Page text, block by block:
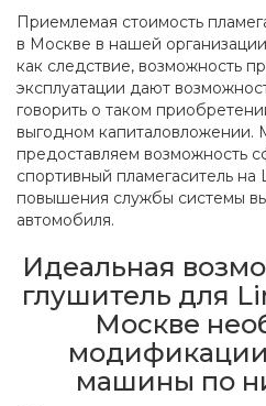
Приемлемая стоимость
в Москве в нашей
как следствие, возможность
эксплуатации дают
говорить о таком
выгодном капиталовложении.
предоставляем возможность
спортивный пламегаситель на
повышения службы системы
автомобиля.
Идеальная
глушитель для
Москве
машины по